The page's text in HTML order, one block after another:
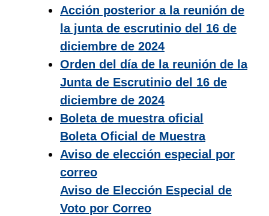
Acción posterior a la reunión de
la junta de escrutinio del 16 de
diciembre de 2024
Orden del día de la reunión de la
Junta de Escrutinio del 16 de
diciembre de 2024
Boleta de muestra oficial
Boleta Oficial de Muestra
Aviso de elección especial por
correo
Aviso de Elección Especial de
Voto por Correo